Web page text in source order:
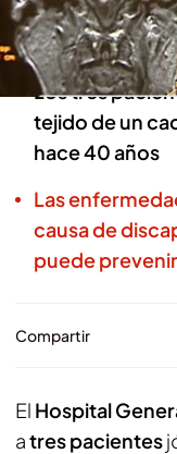
diagnosticado
angiopatía
Los tres
tejido de un
hace 40 años
Las
causa de
puede
Compartir
El Hospital
atres pacientes